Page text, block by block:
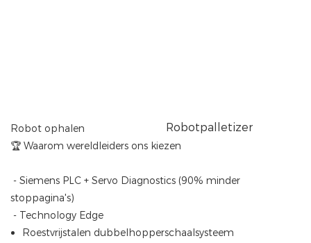
Robot ophalen Robotpalletizer
🏆 Waarom wereldleiders ons kiezen
- Siemens PLC + Servo Diagnostics (90% minder
stoppagina's)
- Technology Edge
Roestvrijstalen dubbelhopperschaalsysteem